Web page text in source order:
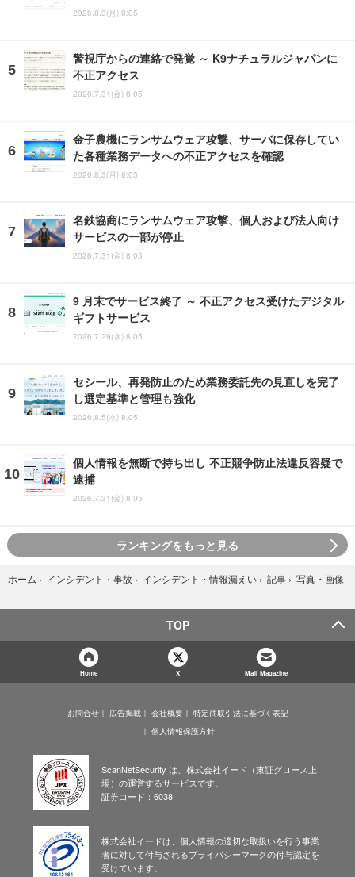
2026.8.3(月) 8:05
警視庁からの連絡で発覚 ～ K9ナチュラルジャパンに
不正アクセス
2026.7.31(金) 8:05
金子農機にランサムウェア攻撃、サーバに保存してい
た各種業務データへの不正アクセスを確認
2026.8.3(月) 8:05
名鉄協商にランサムウェア攻撃、個人および法人向け
サービスの一部が停止
2026.7.31(金) 8:05
9 月末でサービス終了 ～ 不正アクセス受けたデジタル
ギフトサービス
2026.7.29(水) 8:05
セシール、再発防止のため業務委託先の見直しを完了
し選定基準と管理も強化
2026.8.5(水) 8:05
個人情報を無断で持ち出し 不正競争防止法違反容疑で
逮捕
2026.7.31(金) 8:05
ランキングをもっと見る
ホーム › インシデント・事故 › インシデント・情報漏えい › 記事 › 写真・画像
TOP
Home X Mail Magazine
お問合せ 広告掲載 会社概要
特定商取引法に基づく表記
個人情報保護方針
ScanNetSecurity は、株式会社イード（東証グロース上
場）の運営するサービスです。
証券コード：6038
株式会社イードは、個人情報の適切な取扱いを行う事業
者に対して付与されるプライバシーマークの付与認定を
受けています。